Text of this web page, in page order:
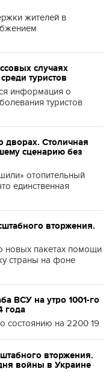
жителей в
случаях
туристов
информация о
туристов
дворах. Столичная
сценарию без
отопительный
единственная
вторжения.
новых пакетах помощи
страны на фоне
ВСУ на утро 1001-го
года
состоянию на 2200 19
вторжения.
войны в Украине